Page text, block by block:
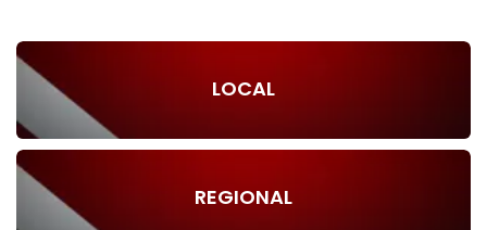
LOCAL
REGIONAL